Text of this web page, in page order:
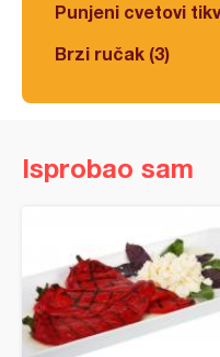
Punjeni cvetovi
Brzi ručak (3)
Isprobao sam